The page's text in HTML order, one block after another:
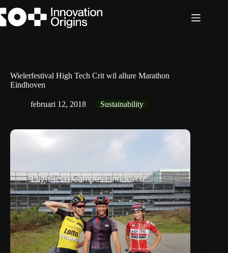
naar
de
Wielerfestival High Tech Crit wil allure Marathon
Eindhoven
februari 12, 2018 Sustainability